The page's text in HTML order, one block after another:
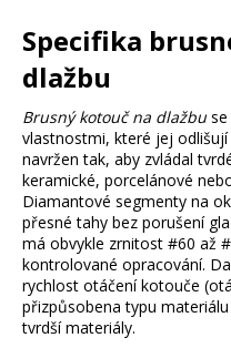
Specifika
dlažbu
Brusný kotouč na dlažbuse
vlastnostmi, které jej
navržen tak, aby zvládal
keramické, porcelánové
Diamantové segmenty na
přesné tahy bez porušení
má obvykle zrnitost #60 až
kontrolované opracování.
rychlost otáčení kotouče
přizpůsobena typu
tvrdší materiály.